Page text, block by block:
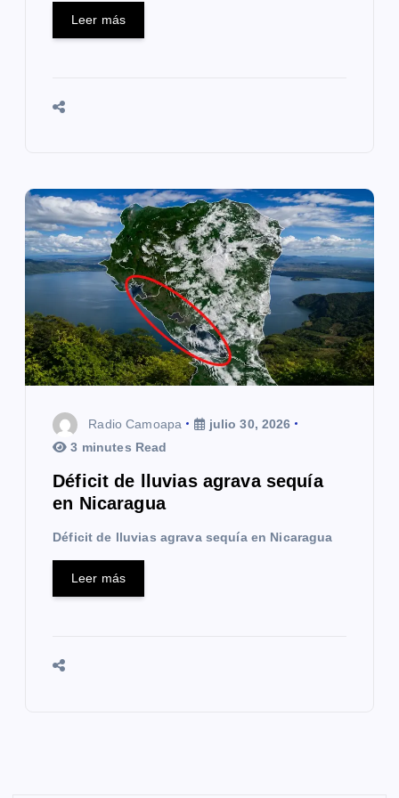
Leer más
Radio Camoapa
julio 30, 2026
3 minutes Read
Déficit de lluvias agrava sequía
en Nicaragua
Déficit de lluvias agrava sequía en Nicaragua
Leer más